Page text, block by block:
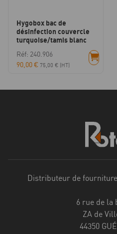
Hygobox bac de
désinfection couvercle
turquoise/tamis blanc
Réf: 240.906
90,00€ 75,00 € (HT)
Distributeur de
6 rue de la
ZA de
44350